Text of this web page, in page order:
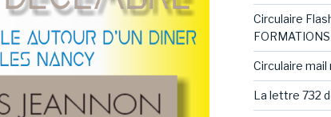
Circulaire
Circulaire mail
La lettre 732